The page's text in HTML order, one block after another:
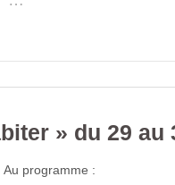
» du 29 au
Au programme :